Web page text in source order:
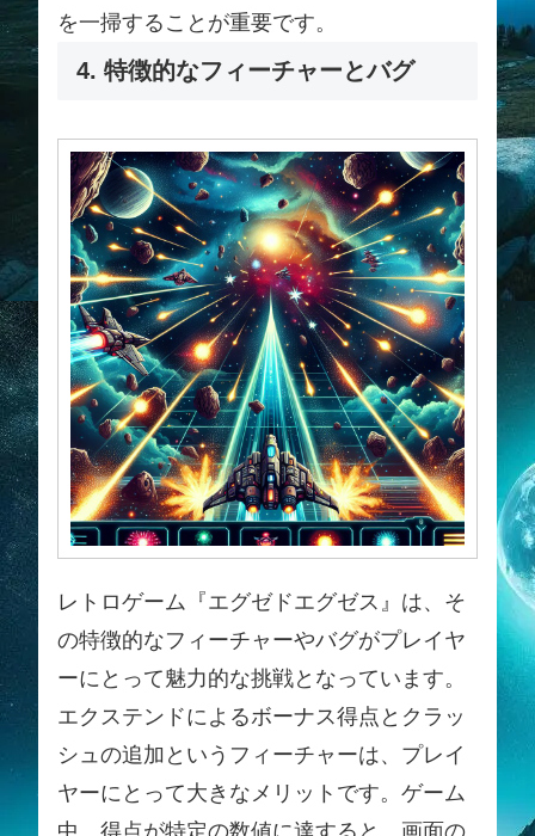
を一掃することが重要です。
4. 特徴的なフィーチャーとバグ
レトロゲーム『エグゼドエグゼス』は、そ
の特徴的なフィーチャーやバグがプレイヤ
ーにとって魅力的な挑戦となっています。
エクステンドによるボーナス得点とクラッ
シュの追加というフィーチャーは、プレイ
ヤーにとって大きなメリットです。ゲーム